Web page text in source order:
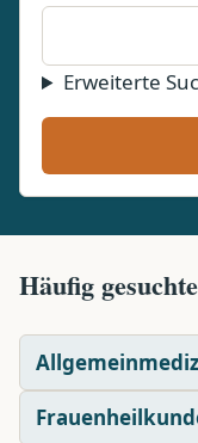
Erweiterte
Häufig